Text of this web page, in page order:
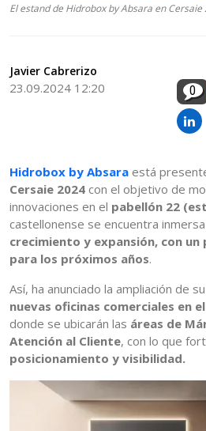
El estand de Hidrobox by Absara en Cersaie
Javier Cabrerizo
23.09.2024 12:20 0
Hidrobox by Absara está
Cersaie 2024 con el objetivo de
innovaciones en el pabellón 22
castellonense se encuentra
crecimiento y expansión, con un
para los próximos años.
Así, ha anunciado la ampliación de
nuevas oficinas comerciales en
donde se ubicarán las áreas de
Atención al Cliente, con lo que
posicionamiento y visibilidad.